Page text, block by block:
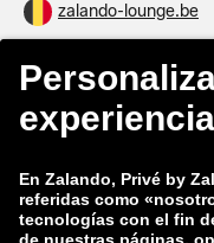
zalando-lounge.be
zalando-lounge.fi
zalando-lounge.co.uk
zalando-prive.es
zalando-lounge.lt